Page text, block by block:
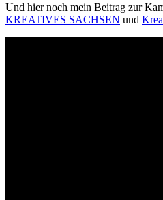
Und hier noch mein Beitrag zur
KREATIVES SACHSEN und